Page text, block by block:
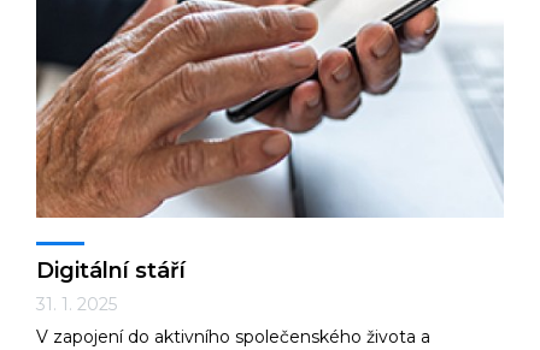
Digitální stáří
31. 1. 2025
V zapojení do aktivního společenského života a